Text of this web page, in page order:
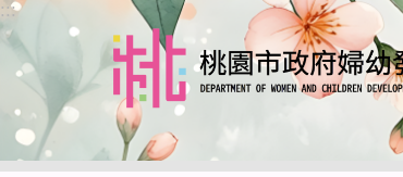
跳到主要內容區塊
:::